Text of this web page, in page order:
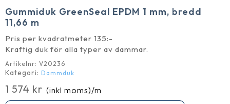
Gummiduk GreenSeal EPDM 1 mm, bredd
11,66 m
Pris per kvadratmeter 135:-
Kraftig duk för alla typer av dammar.
Artikelnr: V20236
Kategori: Dammduk
1 574 kr (inkl moms)/m